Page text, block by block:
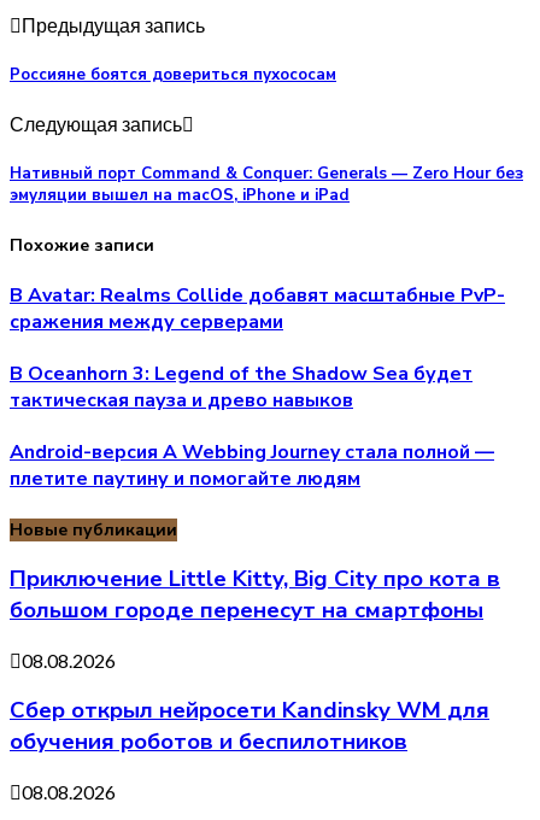
Предыдущая запись
Россияне боятся довериться пухососам
Следующая запись
Нативный порт Command & Conquer: Generals — Zero Hour без
эмуляции вышел на macOS, iPhone и iPad
Похожие записи
В Avatar: Realms Collide добавят масштабные PvP-
сражения между серверами
В Oceanhorn 3: Legend of the Shadow Sea будет
тактическая пауза и древо навыков
Android-версия A Webbing Journey стала полной —
плетите паутину и помогайте людям
Новые публикации
Приключение Little Kitty, Big City про кота в
большом городе перенесут на смартфоны
08.08.2026
Сбер открыл нейросети Kandinsky WM для
обучения роботов и беспилотников
08.08.2026